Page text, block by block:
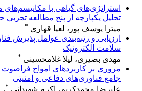
استراتژی‌های گیاهی با
تحلیل یکپارچه از پنج مطالعه تجربی
میترا یوسف پور، لعیا قهاری *
ارزیابی و رتبه‌بندی عوامل پذیرش
سلامت الکترونیک
مهدی بصیری، لیلا غلامحسینی *
مروری بر کاربردهای امواج فراصوت
جامع فناوری‌های دفاعی و امنیتی
*